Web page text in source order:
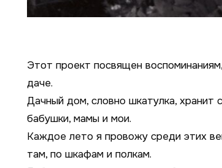
Этот проект посвящен
даче.
Дачный дом, словно шкатулка,
бабушки, мамы и мои.
Каждое лето я провожу среди этих
там, по шкафам и полкам.